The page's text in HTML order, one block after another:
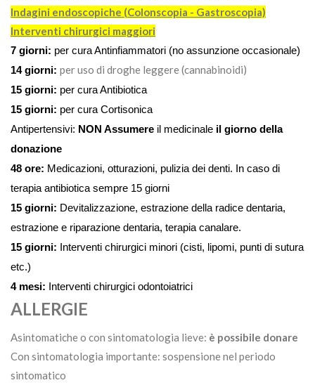
Indagini endoscopiche (Colonscopia - Gastroscopia)
Interventi chirurgici maggiori
7 giorni: per cura Antinfiammatori (no assunzione occasionale)
14 giorni: per uso di droghe leggere (cannabinoidi)
15 giorni: per cura Antibiotica
15 giorni: per cura Cortisonica
Antipertensivi: NON Assumere il medicinale il giorno della
donazione
48 ore: Medicazioni, otturazioni, pulizia dei denti. In caso di
terapia antibiotica sempre 15 giorni
15 giorni: Devitalizzazione, estrazione della radice dentaria,
estrazione e riparazione dentaria, terapia canalare.
15 giorni: Interventi chirurgici minori (cisti, lipomi, punti di sutura
etc.)
4 mesi: Interventi chirurgici odontoiatrici
ALLERGIE
Asintomatiche o con sintomatologia lieve: è possibile donare
Con sintomatologia importante: sospensione nel periodo
sintomatico